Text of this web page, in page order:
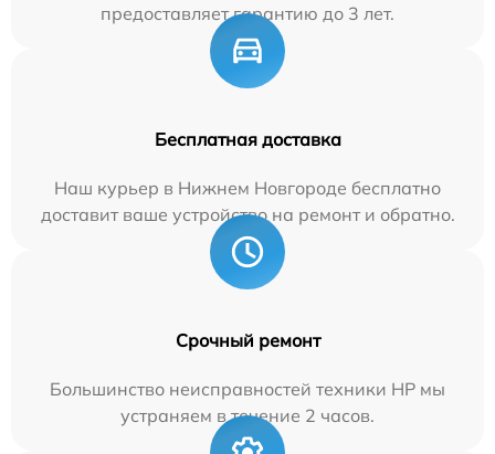
предоставляет гарантию до 3 лет.
Бесплатная доставка
Наш курьер в Нижнем Новгороде бесплатно
доставит ваше устройство на ремонт и обратно.
Срочный ремонт
Большинство неисправностей техники HP мы
устраняем в течение 2 часов.